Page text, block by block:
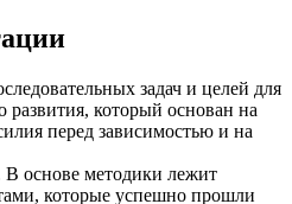
задач и целей для
развития, который основан на
перед зависимостью и на
основе методики лежит
которые успешно прошли